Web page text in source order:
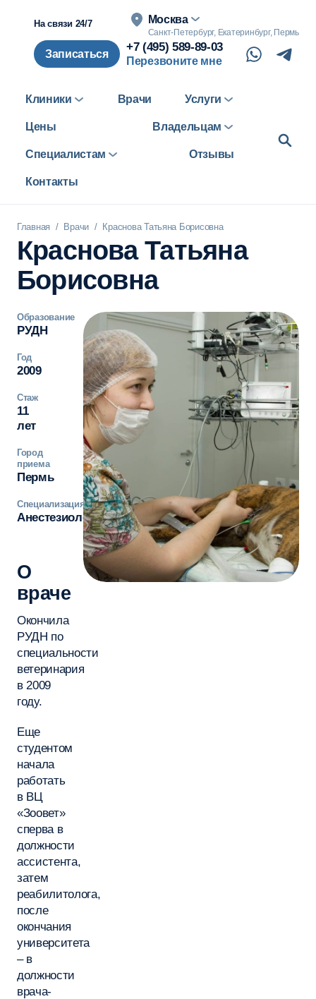
На связи 24/7 Москва
Санкт-Петербург, Екатеринбург, Пермь
Записаться
+7 (495) 589-89-03
Перезвоните мне
Клиники Врачи Услуги
Цены Владельцам
Специалистам Отзывы
Контакты
Главная / Врачи / Краснова Татьяна Борисовна
Краснова Татьяна
Борисовна
Образование
РУДН
Год
2009
Стаж
11
лет
Город
приема
Пермь
Специализация
Анестезиолог
О
враче
Окончила
РУДН по
специальности
ветеринария
в 2009
году.
Еще
студентом
начала
работать
в ВЦ
«Зоовет»
сперва в
должности
ассистента,
затем
реабилитолога,
после
окончания
университета
– в
должности
врача-